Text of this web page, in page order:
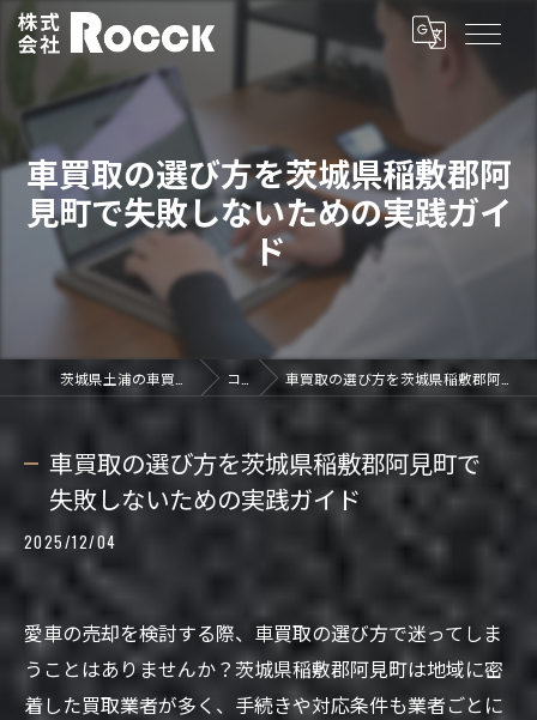
車買取の選び方を茨城県稲敷郡阿
見町で失敗しないための実践ガイ
ド
コラム 車買取の選び方を茨城県稲敷郡阿見町で失敗しないための実践ガイド
車買取の選び方を茨城県稲敷郡阿見町で
失敗しないための実践ガイド
2025/12/04
愛車の売却を検討する際、車買取の選び方で迷ってしま
うことはありませんか？茨城県稲敷郡阿見町は地域に密
着した買取業者が多く、手続きや対応条件も業者ごとに